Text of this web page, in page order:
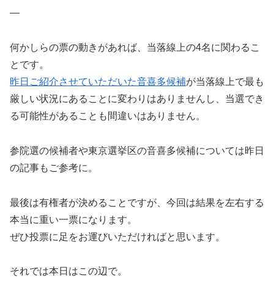
—
何かしらの票の動きがあれば、当落線上の4名に関わるこ
とです。
昨日ご紹介させていただいた音喜多候補が当落線上で最も
厳しい状況にあることに変わりはありませんし、当選でき
る可能性があることも間違いはありません。
参院選の候補者や東京選挙区の音喜多候補については昨日
の記事もご参考に。
最後は有権者が決めることですが、今回は結果を左右する
本当に重い一票になります。
ぜひ投票に足をお運びいただければと思います。
それでは本日はこの辺で。